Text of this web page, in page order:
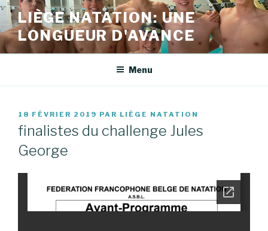
Aller
au
contenu
principal
LIÈGE NATATION: UNE
LONGUEUR D'AVANCE
Menu
PUBLIÉ
LE
18 FÉVRIER 2019 PAR LIÈGE NATATION
finalistes du challenge Jules
George